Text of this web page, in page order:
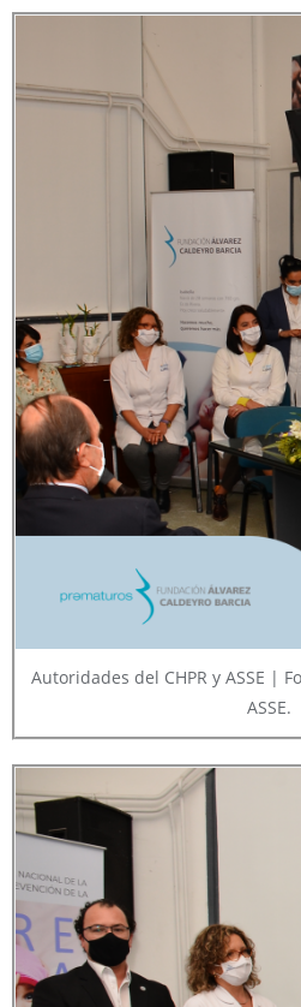
Autoridades del CHPR y ASSE |
ASSE.